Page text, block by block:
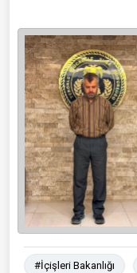
#İçişleri Bakanlığı